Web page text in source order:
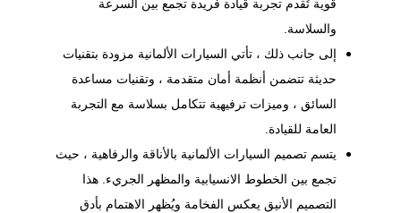
قوية تُقدم تجربة قيادة فريدة تجمع بين السرعة
والسلاسة.
إلى جانب ذلك ، تأتي السيارات الألمانية مزودة بتقنيات
حديثة تتضمن أنظمة أمان متقدمة ، وتقنيات مساعدة
السائق ، وميزات ترفيهية تتكامل بسلاسة مع التجربة
العامة للقيادة.
يتسم تصميم السيارات الألمانية بالأناقة والرفاهية ، حيث
تجمع بين الخطوط الانسيابية والمظهر الجريء. هذا
التصميم الأنيق يعكس الفخامة ويُظهر الاهتمام بأدق